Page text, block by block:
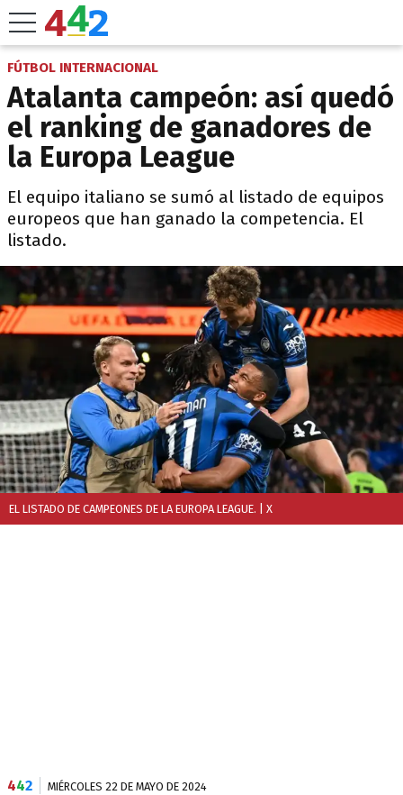
FÚTBOL INTERNACIONAL
Atalanta campeón: así quedó
el ranking de ganadores de
la Europa League
El equipo italiano se sumó al listado de equipos
europeos que han ganado la competencia. El
listado.
EL LISTADO DE CAMPEONES DE LA EUROPA LEAGUE. | X
442 MIÉRCOLES 22 DE MAYO DE 2024